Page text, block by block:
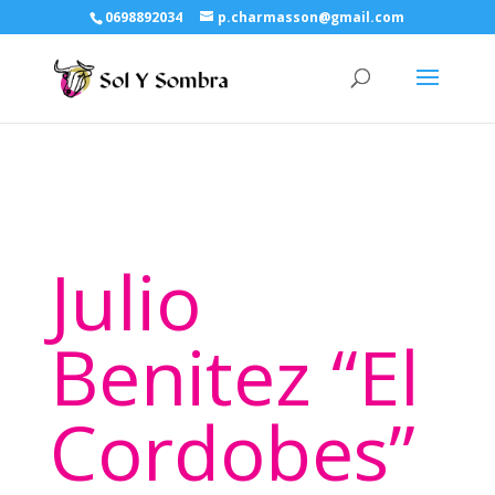
0698892034 p.charmasson@gmail.com
Julio
Benitez “El
Cordobes”